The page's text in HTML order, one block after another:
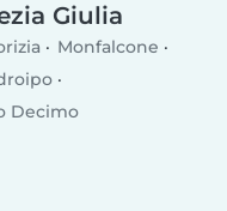
Giulia
Monfalcone
Decimo